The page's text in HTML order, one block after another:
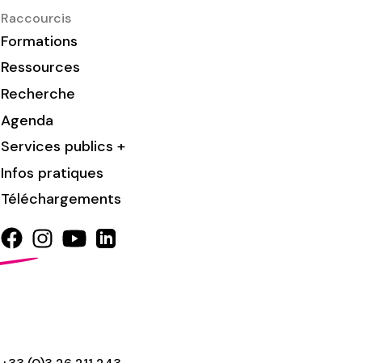
Raccourcis
Formations
Ressources
Recherche
Agenda
Services publics +
Infos pratiques
Téléchargements